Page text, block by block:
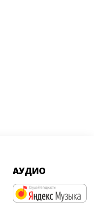
АУДИО